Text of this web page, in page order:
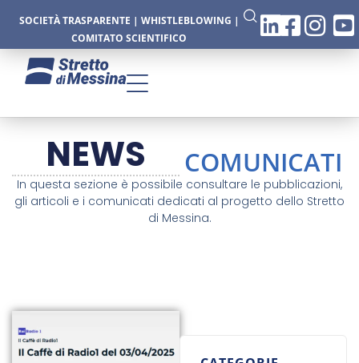
SOCIETÀ TRASPARENTE | WHISTLEBLOWING |
COMITATO SCIENTIFICO
NEWS COMUNICATI
In questa sezione è possibile consultare le pubblicazioni,
gli articoli e i comunicati dedicati al progetto dello Stretto
di Messina.